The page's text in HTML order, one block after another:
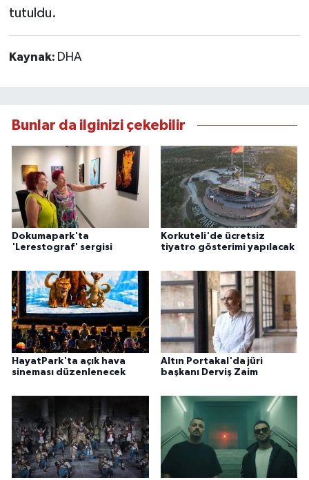
tutuldu.
Kaynak: DHA
Bunlar da ilginizi çekebilir
Dokumapark'ta
'Lerestograf' sergisi
Korkuteli'de ücretsiz
tiyatro gösterimi yapılacak
HayatPark'ta açık hava
sineması düzenlenecek
Altın Portakal'da jüri
başkanı Derviş Zaim